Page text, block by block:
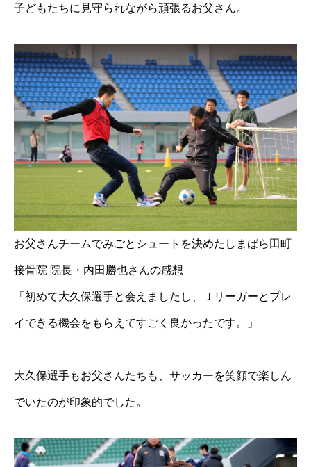
子どもたちに見守られながら頑張るお父さん。
お父さんチームでみごとシュートを決めたしまばら田町
接骨院 院長・内田勝也さんの感想
「初めて大久保選手と会えましたし、Ｊリーガーとプレ
イできる機会をもらえてすごく良かったです。」
大久保選手もお父さんたちも、サッカーを笑顔で楽しん
でいたのが印象的でした。